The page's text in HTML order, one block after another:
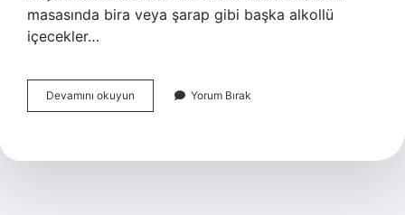
masasında bira veya şarap gibi başka alkollü
içecekler…
Devamını okuyun
Içme
Yorum Bırak